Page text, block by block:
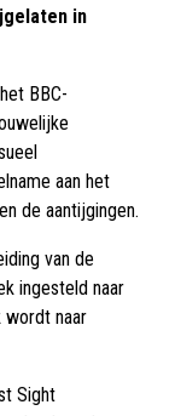
in
BBC-
aan het
de aantijgingen.
van de
ingesteld naar
wordt naar
Sight